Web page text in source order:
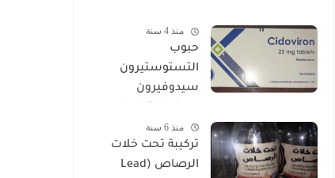
original)
منذ 4 سنة
حبوب
التستوستيرون
سيدوفيرون
العقم
منذ 6 سنة
تركيبة تحت خلات
الرصاص (Lead